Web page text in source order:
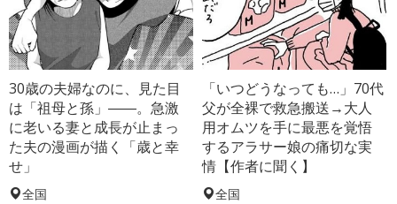
30歳の夫婦なのに、見た目
は「祖母と孫」――。急激
に老いる妻と成長が止まっ
た夫の漫画が描く「歳と幸
せ」
全国
「いつどうなっても…」70代
父が全裸で救急搬送→大人
用オムツを手に最悪を覚悟
するアラサー娘の痛切な実
情【作者に聞く】
全国